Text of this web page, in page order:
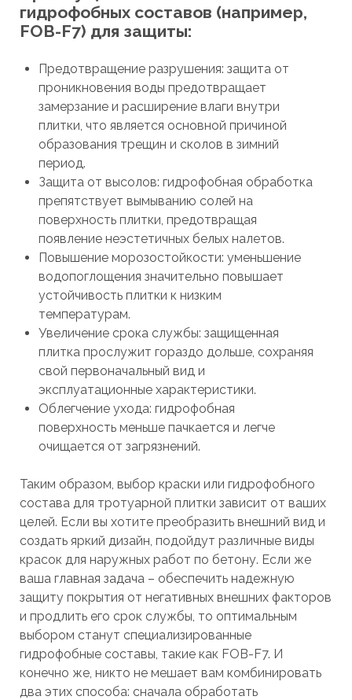
гидрофобных составов (например,
FOB-F7) для защиты:
Предотвращение разрушения: защита от
проникновения воды предотвращает
замерзание и расширение влаги внутри
плитки, что является основной причиной
образования трещин и сколов в зимний
период.
Защита от высолов: гидрофобная обработка
препятствует вымыванию солей на
поверхность плитки, предотвращая
появление неэстетичных белых налетов.
Повышение морозостойкости: уменьшение
водопоглощения значительно повышает
устойчивость плитки к низким
температурам.
Увеличение срока службы: защищенная
плитка прослужит гораздо дольше, сохраняя
свой первоначальный вид и
эксплуатационные характеристики.
Облегчение ухода: гидрофобная
поверхность меньше пачкается и легче
очищается от загрязнений.
Таким образом, выбор краски или гидрофобного
состава для тротуарной плитки зависит от ваших
целей. Если вы хотите преобразить внешний вид и
создать яркий дизайн, подойдут различные виды
красок для наружных работ по бетону. Если же
ваша главная задача – обеспечить надежную
защиту покрытия от негативных внешних факторов
и продлить его срок службы, то оптимальным
выбором станут специализированные
гидрофобные составы, такие как FOB-F7. И
конечно же, никто не мешает вам комбинировать
два этих способа: сначала обработать